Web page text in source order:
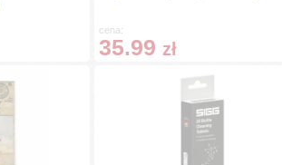
cena:
35.99 zł